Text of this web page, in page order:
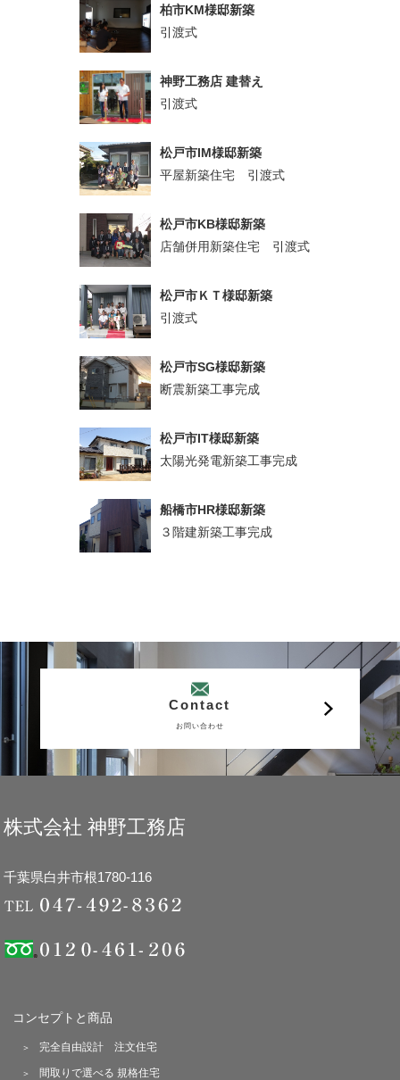
柏市KM様邸新築
引渡式
神野工務店 建替え
引渡式
松戸市IM様邸新築
平屋新築住宅 引渡式
松戸市KB様邸新築
店舗併用新築住宅 引渡式
松戸市ＫＴ様邸新築
引渡式
松戸市SG様邸新築
断震新築工事完成
松戸市IT様邸新築
太陽光発電新築工事完成
船橋市HR様邸新築
３階建新築工事完成
Contact
お問い合わせ
株式会社 神野工務店
千葉県白井市根1780-116
コンセプトと商品
完全自由設計 注文住宅
間取りで選べる 規格住宅